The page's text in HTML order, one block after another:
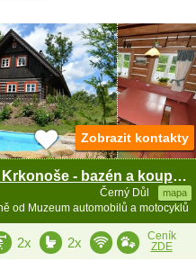
Roubenka Krkonoše - bazén a koupací sud
Černý Důl mapa
od Muzeum automobilů a motocyklů
Zobrazit kontakty
2x 2x
Ceník
ZDE